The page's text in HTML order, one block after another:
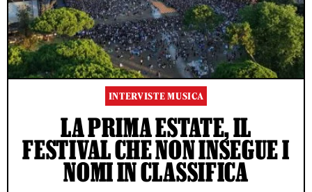
INTERVISTE MUSICA
LA PRIMA ESTATE, IL
FESTIVAL CHE NON INSEGUE I
NOMI IN CLASSIFICA